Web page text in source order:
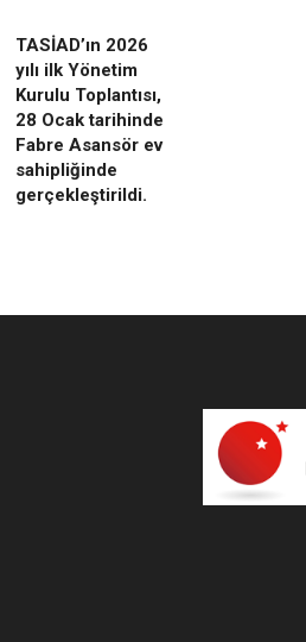
TASİAD’ın 2026
yılı ilk Yönetim
Kurulu Toplantısı,
28 Ocak tarihinde
Fabre Asansör ev
sahipliğinde
gerçekleştirildi.